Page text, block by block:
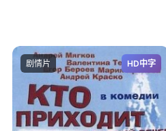
剧情片 HD中字